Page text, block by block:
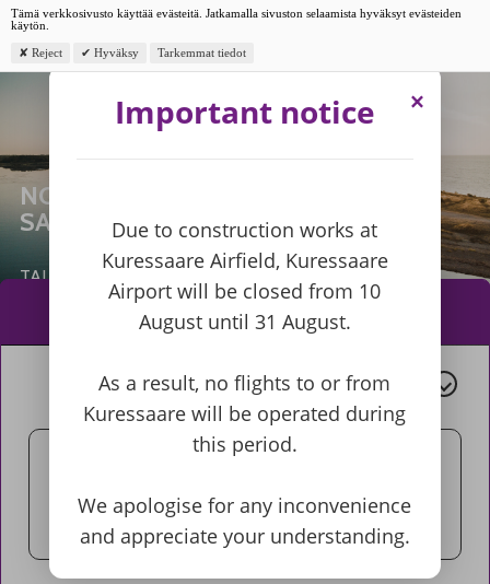
Tämä verkkosivusto käyttää evästeitä. Jatkamalla sivuston selaamista hyväksyt evästeiden
käytön.
Reject Hyväksy Tarkemmat tiedot
NOPEIN REITTI HIIDENMAALLE JA
SAARENMAALLE
TALLINNA-KÄRDLA JA TALLINNA-KURESSAARE
NYXAIRLILLA
MENO-PALUU YHDENSUUNTAINEN
×
Important notice
Due to construction works at
Kuressaare Airfield, Kuressaare
Airport will be closed from 10
August until 31 August.
As a result, no flights to or from
Kuressaare will be operated during
this period.
We apologise for any inconvenience
and appreciate your understanding.